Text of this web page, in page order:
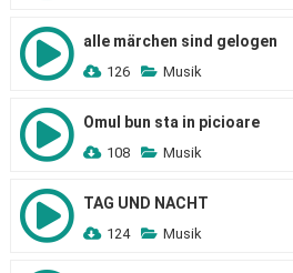
alle märchen sind gelogen
126 Musik
Omul bun sta in picioare
108 Musik
TAG UND NACHT
124 Musik